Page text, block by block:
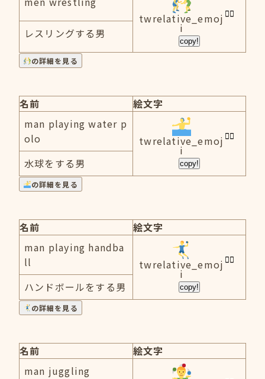
twrelative_emoj
i
copy!
レスリングする男
の詳細を見る
名前
絵文字
man playing water p
olo
twrelative_emoj
i
copy!
水球をする男
の詳細を見る
名前
絵文字
man playing handba
ll
twrelative_emoj
i
copy!
ハンドボールをする男
の詳細を見る
名前
絵文字
man juggling